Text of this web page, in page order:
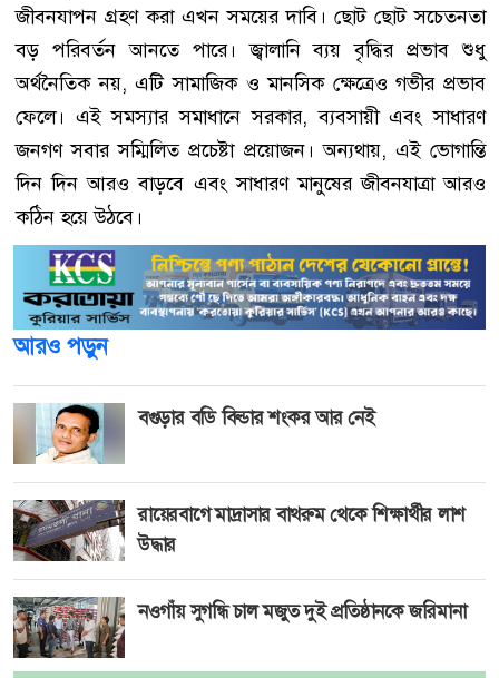
জীবনযাপন গ্রহণ করা এখন সময়ের দাবি। ছোট ছোট সচেতনতা
বড় পরিবর্তন আনতে পারে। জ্বালানি ব্যয় বৃদ্ধির প্রভাব শুধু
অর্থনৈতিক নয়, এটি সামাজিক ও মানসিক ক্ষেত্রেও গভীর প্রভাব
ফেলে। এই সমস্যার সমাধানে সরকার, ব্যবসায়ী এবং সাধারণ
জনগণ সবার সম্মিলিত প্রচেষ্টা প্রয়োজন। অন্যথায়, এই ভোগান্তি
দিন দিন আরও বাড়বে এবং সাধারণ মানুষের জীবনযাত্রা আরও
কঠিন হয়ে উঠবে।
আরও পড়ুন
বগুড়ার বডি বিল্ডার শংকর আর নেই
রায়েরবাগে মাদ্রাসার বাথরুম থেকে ‍শিক্ষার্থীর লাশ
উদ্ধার
নওগাঁয় সুগন্ধি চাল মজুত দুই প্রতিষ্ঠানকে জরিমানা